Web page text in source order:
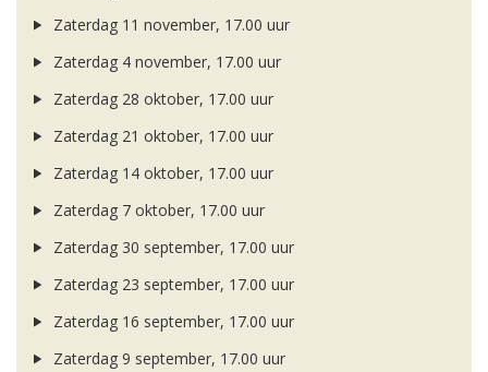
Zaterdag 11 november, 17.00 uur
Zaterdag 4 november, 17.00 uur
Zaterdag 28 oktober, 17.00 uur
Zaterdag 21 oktober, 17.00 uur
Zaterdag 14 oktober, 17.00 uur
Zaterdag 7 oktober, 17.00 uur
Zaterdag 30 september, 17.00 uur
Zaterdag 23 september, 17.00 uur
Zaterdag 16 september, 17.00 uur
Zaterdag 9 september, 17.00 uur